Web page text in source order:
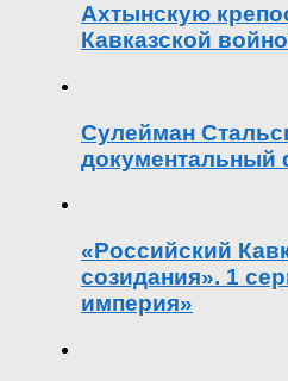
Ахтынскую
Кавказской
Сулейман
документальный
«Российский
созидания». 1
империя»